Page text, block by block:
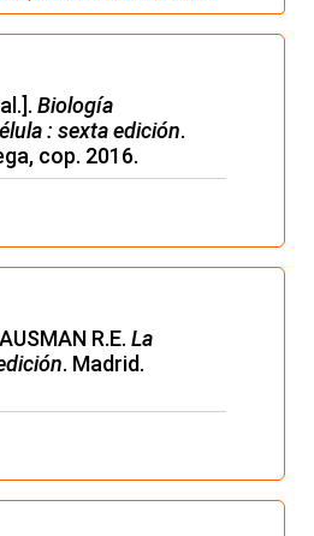
Biología
: sexta edición.
cop. 2016.
R.E. La
. Madrid.